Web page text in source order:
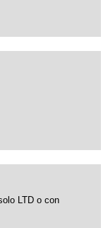
LTD o con